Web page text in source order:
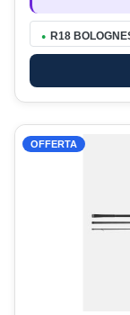
● R18
OFFERTA